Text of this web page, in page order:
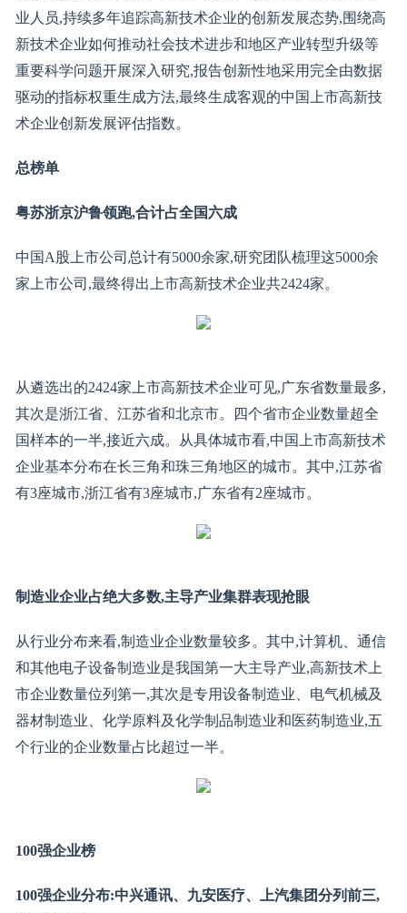
业人员,持续多年追踪高新技术企业的创新发展态势,围绕高
新技术企业如何推动社会技术进步和地区产业转型升级等
重要科学问题开展深入研究,报告创新性地采用完全由数据
驱动的指标权重生成方法,最终生成客观的中国上市高新技
术企业创新发展评估指数。
总榜单
粤苏浙京沪鲁领跑,合计占全国六成
中国A股上市公司总计有5000余家,研究团队梳理这5000余
家上市公司,最终得出上市高新技术企业共2424家。
从遴选出的2424家上市高新技术企业可见,广东省数量最多,
其次是浙江省、江苏省和北京市。四个省市企业数量超全
国样本的一半,接近六成。从具体城市看,中国上市高新技术
企业基本分布在长三角和珠三角地区的城市。其中,江苏省
有3座城市,浙江省有3座城市,广东省有2座城市。
制造业企业占绝大多数,主导产业集群表现抢眼
从行业分布来看,制造业企业数量较多。其中,计算机、通信
和其他电子设备制造业是我国第一大主导产业,高新技术上
市企业数量位列第一,其次是专用设备制造业、电气机械及
器材制造业、化学原料及化学制品制造业和医药制造业,五
个行业的企业数量占比超过一半。
100强企业榜
100强企业分布:中兴通讯、九安医疗、上汽集团分列前三,